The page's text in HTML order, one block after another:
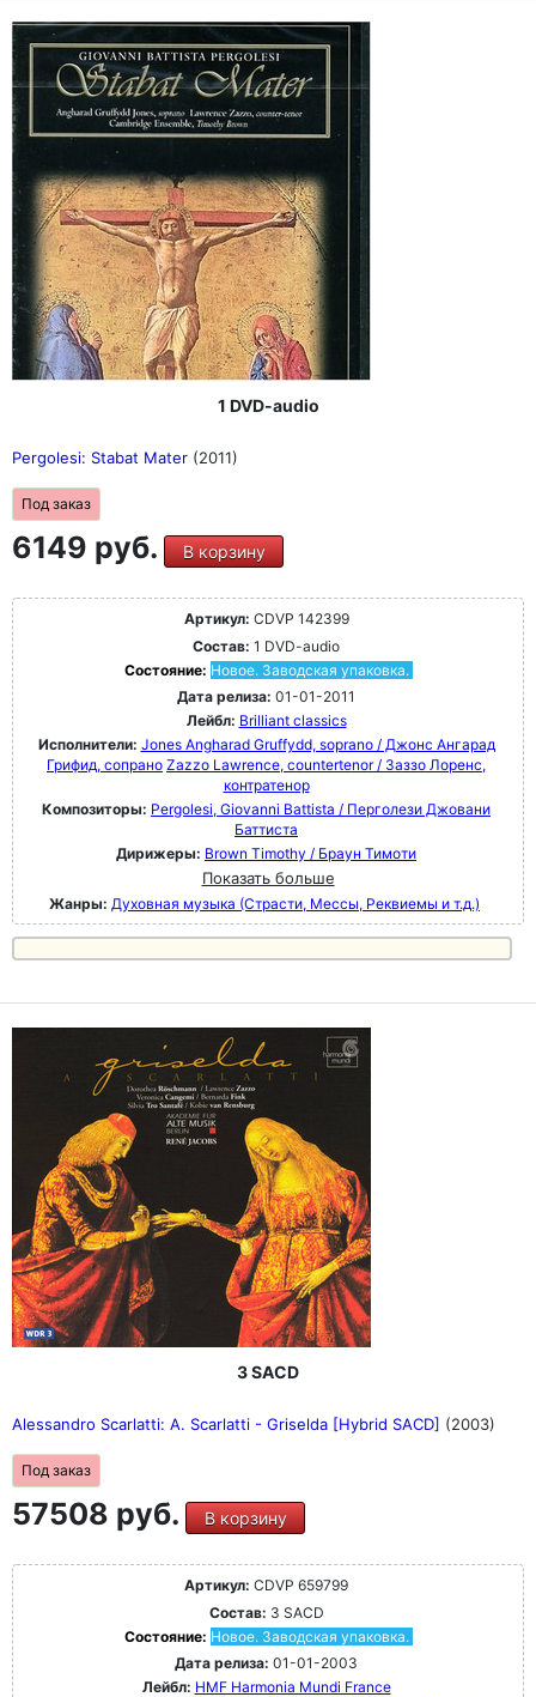
1 DVD-audio
Pergolesi: Stabat Mater (2011)
Под заказ
6149 руб. В корзину
Артикул: CDVP 142399
Состав: 1 DVD-audio
Состояние: Новое. Заводская упаковка.
Дата релиза: 01-01-2011
Лейбл: Brilliant classics
Исполнители: Jones Angharad Gruffydd, soprano / Джонс Ангарад
Грифид, сопрано Zazzo Lawrence, countertenor / Заззо Лоренс,
контратенор
Композиторы: Pergolesi, Giovanni Battista / Перголези Джовани
Баттиста
Дирижеры: Brown Timothy / Браун Тимоти
Показать больше
Жанры: Духовная музыка (Страсти, Мессы, Реквиемы и т.д.)
3 SACD
Alessandro Scarlatti: A. Scarlatti - Griselda [Hybrid SACD] (2003)
Под заказ
57508 руб. В корзину
Артикул: CDVP 659799
Состав: 3 SACD
Состояние: Новое. Заводская упаковка.
Дата релиза: 01-01-2003
Лейбл: HMF Harmonia Mundi France